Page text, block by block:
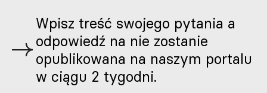
Wpisz treść swojego pytania a
odpowiedź na nie zostanie
opublikowana na naszym portalu
w ciągu 2 tygodni.